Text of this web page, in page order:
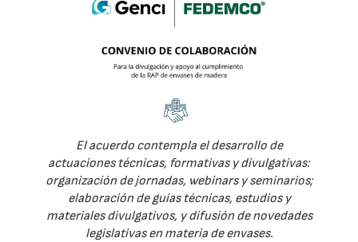
El acuerdo contempla el desarrollo de
actuaciones técnicas, formativas y divulgativas:
organización de jornadas, webinars y seminarios;
elaboración de guías técnicas, estudios y
materiales divulgativos, y difusión de novedades
legislativas en materia de envases.